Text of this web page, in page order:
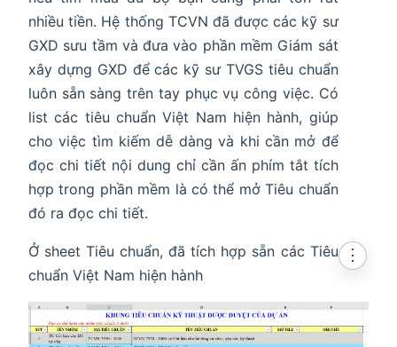
nhiều tiền. Hệ thống TCVN đã được các kỹ sư
GXD sưu tầm và đưa vào phần mềm Giám sát
xây dựng GXD để các kỹ sư TVGS tiêu chuẩn
luôn sẵn sàng trên tay phục vụ công việc. Có
list các tiêu chuẩn Việt Nam hiện hành, giúp
cho việc tìm kiếm dễ dàng và khi cần mở để
đọc chi tiết nội dung chỉ cần ấn phím tắt tích
hợp trong phần mềm là có thể mở Tiêu chuẩn
đó ra đọc chi tiết.
Ở sheet Tiêu chuẩn, đã tích hợp sẵn các Tiêu
chuẩn Việt Nam hiện hành
⋮